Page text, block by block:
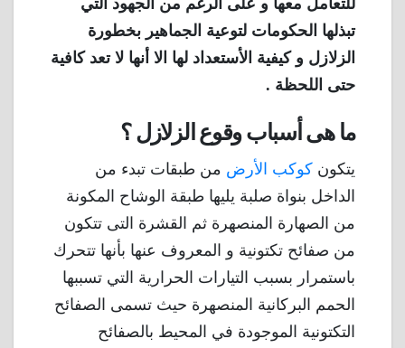
تبذلها الحكومات لتوعية الجماهير بخطورة
الزلازل و كيفية الأستعداد لها الا أنها لا تعد كافية
حتى اللحظة .
ما هى أسباب وقوع الزلازل ؟
يتكون كوكب الأرض من طبقات تبدء من
الداخل بنواة صلبة يليها طبقة الوشاح المكونة
من الصهارة المنصهرة ثم القشرة التى تتكون
من صفائح تكتونية و المعروف عنها بأنها تتحرك
باستمرار بسبب التيارات الحرارية التي تسببها
الحمم البركانية المنصهرة حيث تسمى الصفائح
التكتونية الموجودة في المحيط بالصفائح